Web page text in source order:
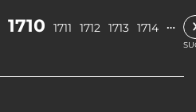
1710 1711 1712 1713 1714 …